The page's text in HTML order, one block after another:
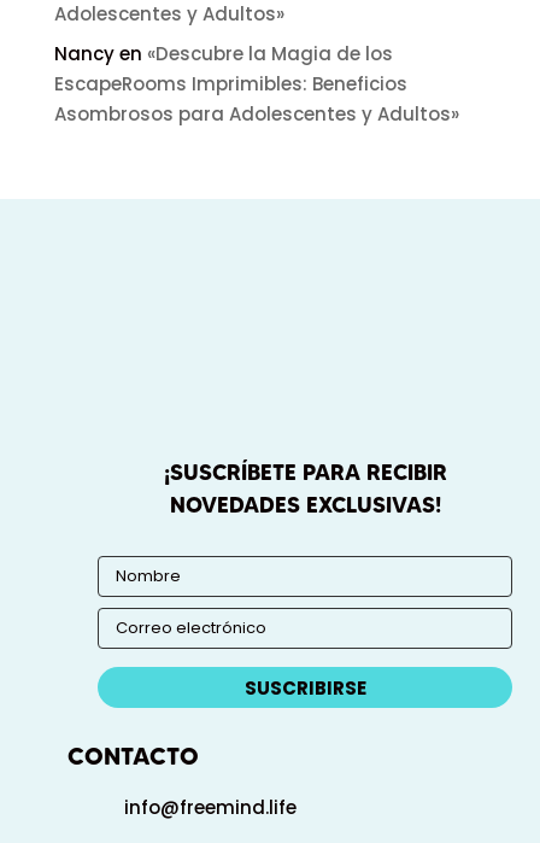
Adolescentes y Adultos»
Nancyen «Descubre la Magia de los
EscapeRooms Imprimibles: Beneficios
Asombrosos para Adolescentes y Adultos»
¡SUSCRÍBETE PARA RECIBIR
NOVEDADES EXCLUSIVAS!
SUSCRIBIRSE
CONTACTO
info@freemind.life